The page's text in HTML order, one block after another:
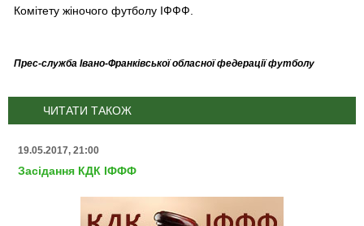
Комітету жіночого футболу ІФФФ.
Прес-служба Івано-Франківської обласної федерації футболу
ЧИТАТИ ТАКОЖ
19.05.2017, 21:00
Засідання КДК ІФФФ